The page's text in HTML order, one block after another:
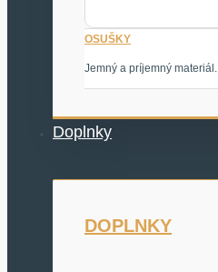
OSUŠKY
Jemný a príjemný materiál.
Doplnky
DOPLNKY